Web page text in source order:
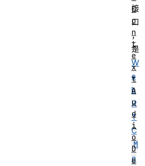
接
口
，
是
W
e
b
R
T
C
M
e
C
o
n
t
e
x
t
A
u
d
i
o
D
e